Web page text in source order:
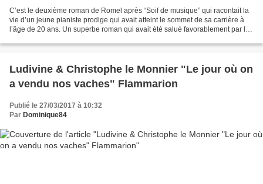
C’est le deuxième roman de Romel après “Soif de musique” qui racontait la
vie d’un jeune pianiste prodige qui avait atteint le sommet de sa carrière à
l’âge de 20 ans. Un superbe roman qui avait été salué favorablement par la
Ludivine & Christophe le Monnier "Le jour où on
a vendu nos vaches" Flammarion
Publié le 27/03/2017 à 10:32
Par Dominique84